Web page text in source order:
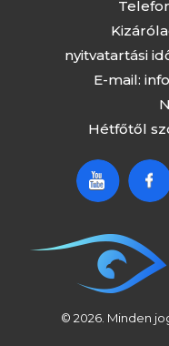
nyitvatartási
E-mail:
Hétfőtől
© 2026. Minden